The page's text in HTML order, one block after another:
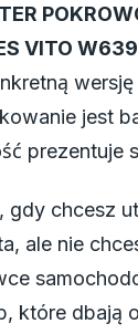
VITO
jest
prezentuje
gdy chcesz
ale nie
które dbają